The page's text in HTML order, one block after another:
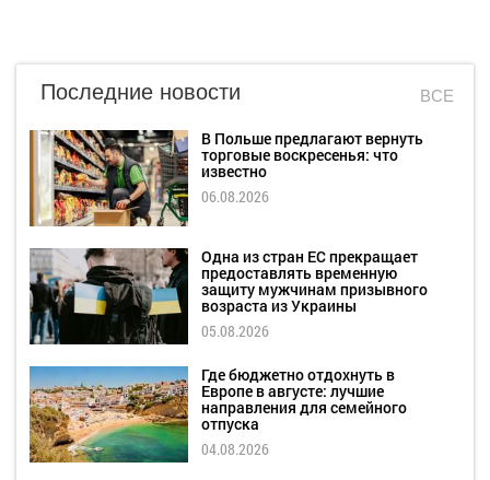
Последние новости ВСЕ
В Польше предлагают вернуть
торговые воскресенья: что
известно
06.08.2026
Одна из стран ЕС прекращает
предоставлять временную
защиту мужчинам призывного
возраста из Украины
05.08.2026
Где бюджетно отдохнуть в
Европе в августе: лучшие
направления для семейного
отпуска
04.08.2026